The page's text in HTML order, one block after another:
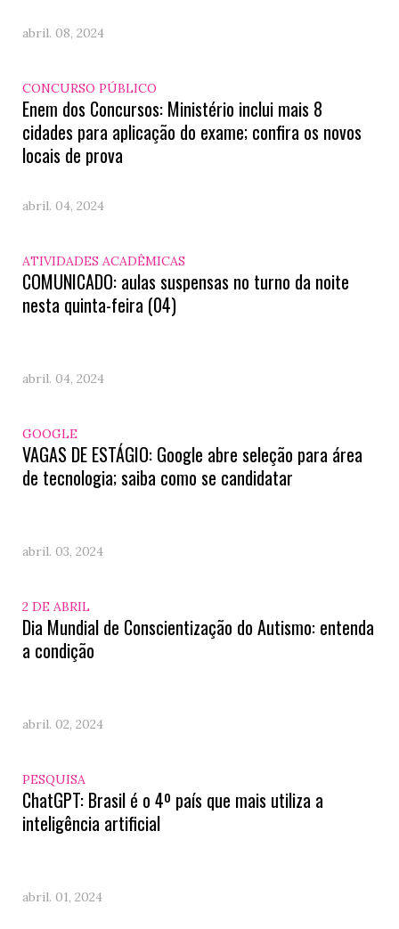
abril. 08, 2024
CONCURSO PÚBLICO
Enem dos Concursos: Ministério inclui mais 8
cidades para aplicação do exame; confira os novos
locais de prova
abril. 04, 2024
ATIVIDADES ACADÊMICAS
COMUNICADO: aulas suspensas no turno da noite
nesta quinta-feira (04)
abril. 04, 2024
GOOGLE
VAGAS DE ESTÁGIO: Google abre seleção para área
de tecnologia; saiba como se candidatar
abril. 03, 2024
2 DE ABRIL
Dia Mundial de Conscientização do Autismo: entenda
a condição
abril. 02, 2024
PESQUISA
ChatGPT: Brasil é o 4º país que mais utiliza a
inteligência artificial
abril. 01, 2024